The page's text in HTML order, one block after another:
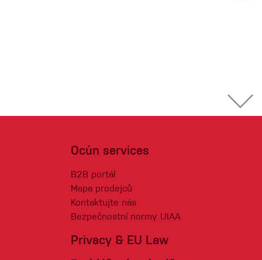
Ocún services
B2B portál
Mapa prodejců
Kontaktujte nás
Bezpečnostní normy UIAA
Privacy & EU Law